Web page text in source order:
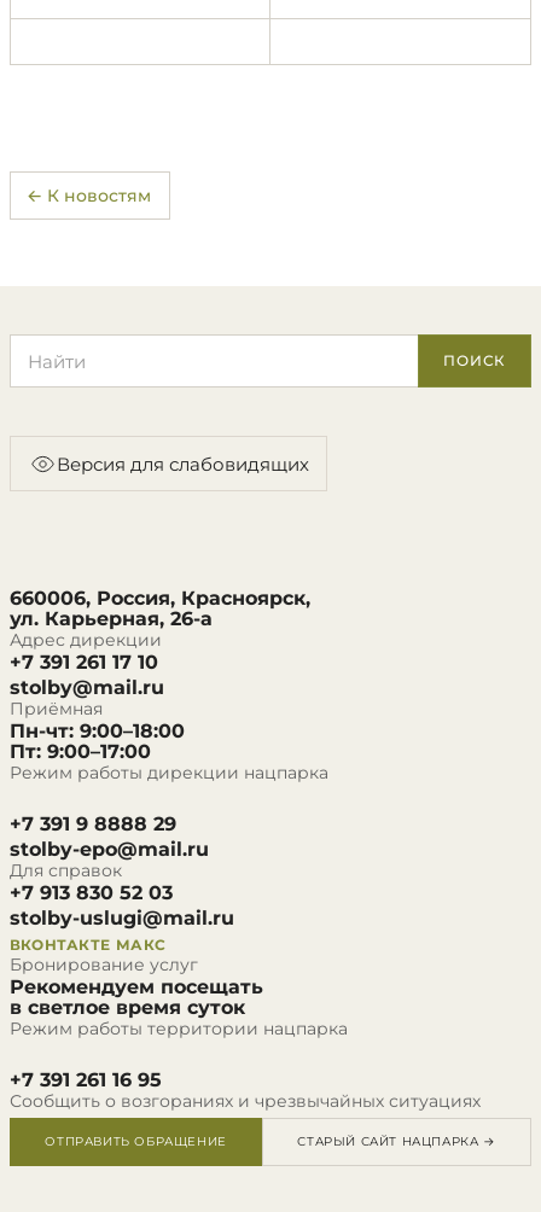
← К новостям
ПОИСК
Версия для слабовидящих
660006, Россия, Красноярск,
ул. Карьерная, 26-а
Адрес дирекции
+7 391 261 17 10
stolby@mail.ru
Приёмная
Пн-чт: 9:00–18:00
Пт: 9:00–17:00
Режим работы дирекции нацпарка
+7 391 9 8888 29
stolby-epo@mail.ru
Для справок
+7 913 830 52 03
stolby-uslugi@mail.ru
ВКОНТАКТЕ МАКС
Бронирование услуг
Рекомендуем посещать
в светлое время суток
Режим работы территории нацпарка
+7 391 261 16 95
Сообщить о возгораниях и чрезвычайных ситуациях
ОТПРАВИТЬ ОБРАЩЕНИЕ СТАРЫЙ САЙТ НАЦПАРКА →